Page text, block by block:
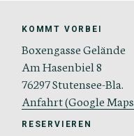
KOMMT VORBEI
Boxengasse Gelände
Am Hasenbiel 8
76297 Stutensee-Bla.
Anfahrt (Google
RESERVIEREN